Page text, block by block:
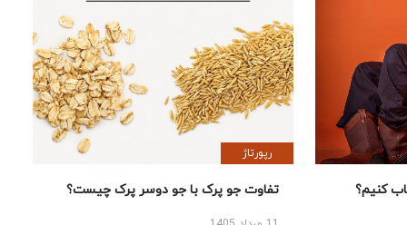
کنیم؟
رپورتاژ
تفاوت جو پرک با جو دوسر پرک چیست؟